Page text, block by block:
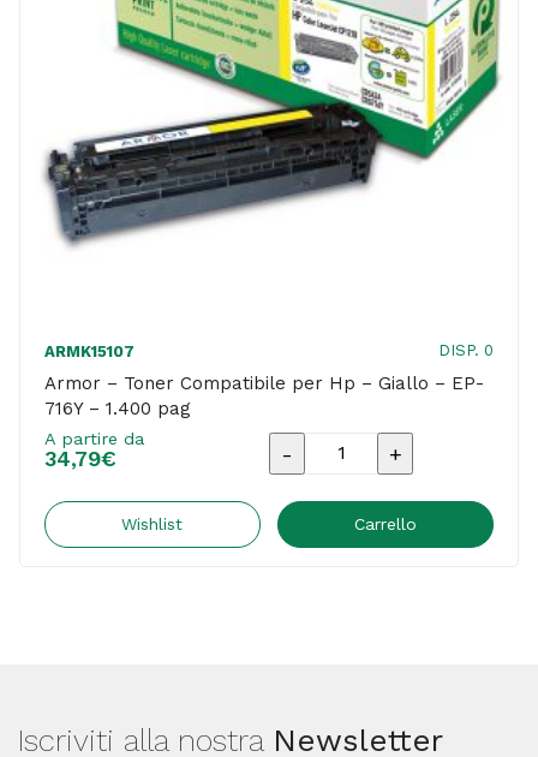
ARMK15107 DISP. 0
Armor – Toner Compatibile per Hp – Giallo – EP-
716Y – 1.400 pag
A partire da
34,79€
Armor
Toner
-
Wishlist Carrello
Iscriviti alla nostra Newsletter